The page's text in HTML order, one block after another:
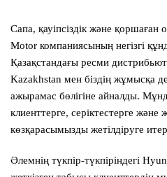
Сапа, қауіпсіздік және қоршаған
Motor компаниясының негізгі
Қазақстандағы ресми
Kazakhstan мен біздің жұмысқа
ажырамас бөлігіне айналды.
клиенттерге, серіктестерге және
көзқарасымызды жетілдіруге
Әлемнің түкпір-түкпіріндегі